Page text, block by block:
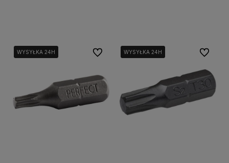
WYSYŁKA 24H
WYSYŁKA 24H Do ulubionychWYSYŁKA 24H
WYSYŁKA 24H Do